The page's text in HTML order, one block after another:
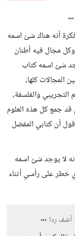
أنه هناك شئ اسمه
مجال فيه أطنان
شئ اسمه كتاب
المجالات كلها،
التجريبي والفلسفة،
جمع كل هذه العلوم
أن كتابي المفضل
لا يوجد شئ اسمه
خطر على رأسي أثناء
أضف ردا